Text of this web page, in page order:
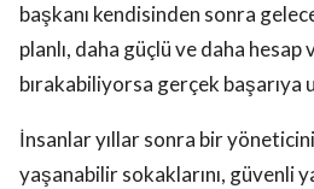
başkanı kendisinden sonra
planlı, daha güçlü ve daha
bırakabiliyorsa gerçek başarıya
İnsanlar yıllar sonra bir
yaşanabilir sokaklarını, güvenli